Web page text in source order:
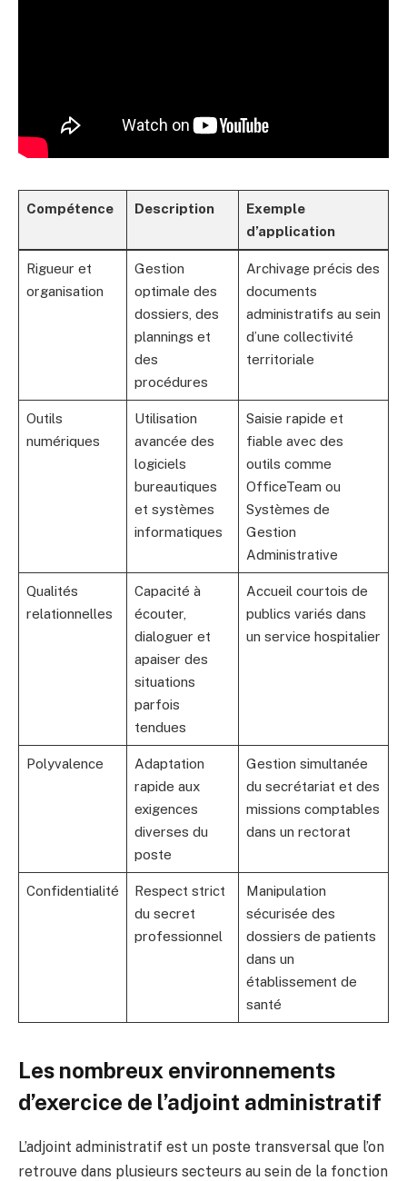
Compétence Description
Exemple
d’application
Rigueur et
organisation
Gestion
optimale des
dossiers, des
plannings et
des
procédures
Archivage précis des
documents
administratifs au sein
d’une collectivité
territoriale
Outils
numériques
Utilisation
avancée des
logiciels
bureautiques
et systèmes
informatiques
Saisie rapide et
fiable avec des
outils comme
OfficeTeam ou
Systèmes de
Gestion
Administrative
Qualités
relationnelles
Capacité à
écouter,
dialoguer et
apaiser des
situations
parfois
tendues
Accueil courtois de
publics variés dans
un service hospitalier
Polyvalence
Adaptation
rapide aux
exigences
diverses du
poste
Gestion simultanée
du secrétariat et des
missions comptables
dans un rectorat
Confidentialité
Respect strict
du secret
professionnel
Manipulation
sécurisée des
dossiers de patients
dans un
établissement de
santé
Les nombreux environnements
d’exercice de l’adjoint administratif
L’adjoint administratif est un poste transversal que l’on
retrouve dans plusieurs secteurs au sein de la fonction